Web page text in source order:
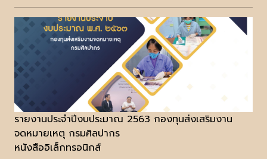
รายงานประจำปีงบประมาณ 2563 กองทุนส่งเสริมงาน
จดหมายเหตุ กรมศิลปากร
หนังสืออิเล็กทรอนิกส์